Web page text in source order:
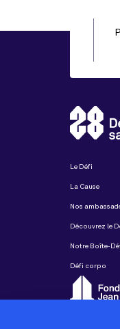
Le Défi
La Cause
Nos
Découvrez le
Notre Boîte-
Défi corpo